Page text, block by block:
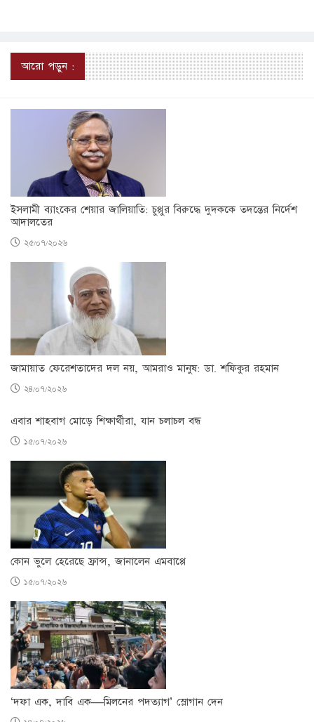
আরো পড়ুন :
ইসলামী ব্যাংকের শেয়ার জালিয়াতি: চুপ্পুর বিরুদ্ধে দুদককে তদন্তের নির্দেশ
আদালতের
২৫/০৭/২০২৬
জামায়াত ফেরেশতাদের দল নয়, আমরাও মানুষ: ডা. শফিকুর রহমান
২৪/০৭/২০২৬
এবার শাহবাগ মোড়ে শিক্ষার্থীরা, যান চলাচল বন্ধ
১৫/০৭/২০২৬
কোন ভুলে হেরেছে ফ্রান্স, জানালেন এমবাপ্পে
১৫/০৭/২০২৬
‘দফা এক, দাবি এক—মিলনের পদত্যাগ’ স্লোগান দেন